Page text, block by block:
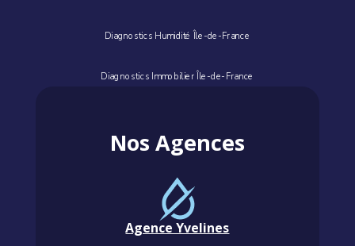
Diagnostics Humidité Île-de-France
Diagnostics Immobilier Île-de-France
Nos Agences
Agence Yvelines